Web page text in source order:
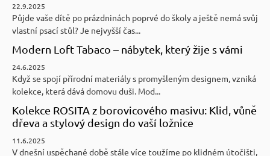
22.9.2025
Půjde vaše dítě po prázdninách poprvé do školy a ještě nemá svůj
vlastní psací stůl? Je nejvyšší čas...
Modern Loft Tabaco – nábytek, který žije s vámi
24.6.2025
Když se spojí přírodní materiály s promyšleným designem, vzniká
kolekce, která dává domovu duši. Mod...
Kolekce ROSITA z borovicového masivu: Klid, vůně
dřeva a stylový design do vaší ložnice
11.6.2025
V dnešní uspěchané době stále více toužíme po klidném útočišti,